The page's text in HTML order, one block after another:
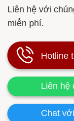
Liên hệ với
miễn phí.
Hotline
Liên hệ
Chat